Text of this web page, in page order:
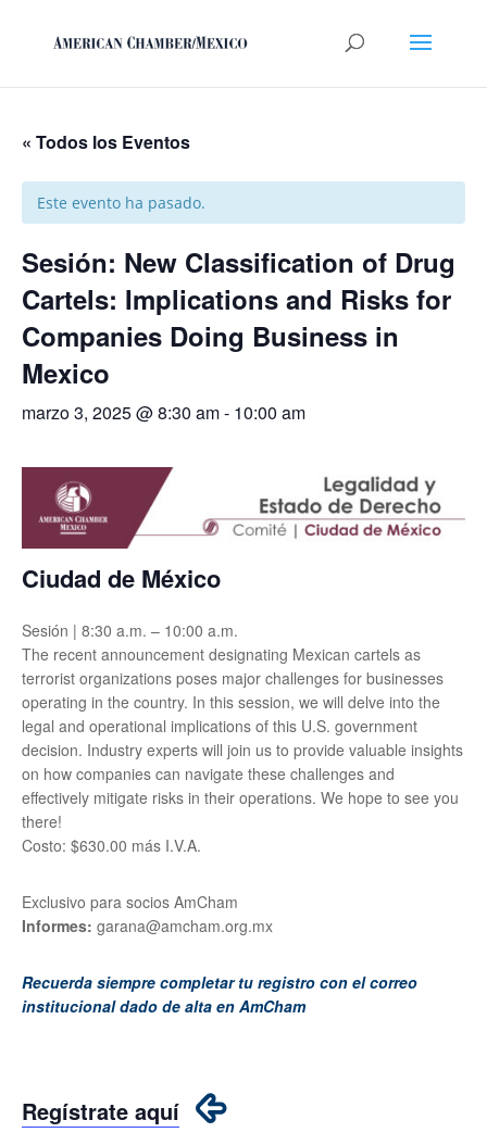
« Todos los Eventos
Este evento ha pasado.
Sesión: New Classification of Drug
Cartels: Implications and Risks for
Companies Doing Business in
Mexico
marzo 3, 2025 @ 8:30 am- 10:00 am
Ciudad de México
Sesión | 8:30 a.m. – 10:00 a.m.
The recent announcement designating Mexican cartels as
terrorist organizations poses major challenges for businesses
operating in the country. In this session, we will delve into the
legal and operational implications of this U.S. government
decision. Industry experts will join us to provide valuable insights
on how companies can navigate these challenges and
effectively mitigate risks in their operations. We hope to see you
there!
Costo: $630.00 más I.V.A.
Exclusivo para socios AmCham
Informes: garana@amcham.org.mx
Recuerda siempre completar tu registro con el correo
institucional dado de alta en AmCham
Regístrate aquí